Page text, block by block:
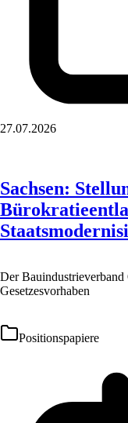
27.07.2026
Sachsen:
Der Bauindustrieverband
Gesetzesvorhaben
Positionspapiere